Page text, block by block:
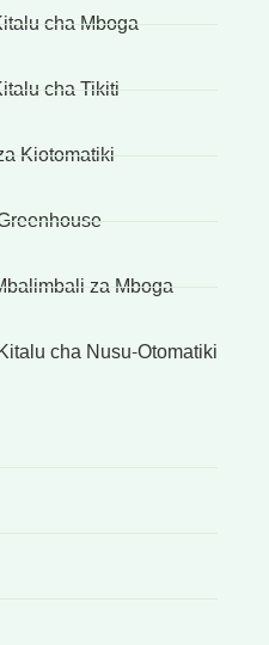
cha Mboga
cha Tikiti
Kiotomatiki
za Mboga
cha Nusu-Otomatiki